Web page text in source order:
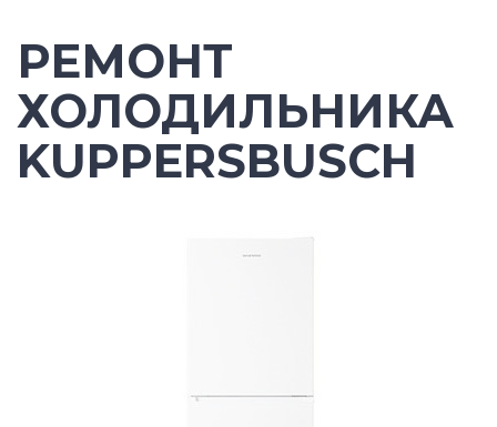
РЕМОНТ
ХОЛОДИЛЬНИКА
KUPPERSBUSCH